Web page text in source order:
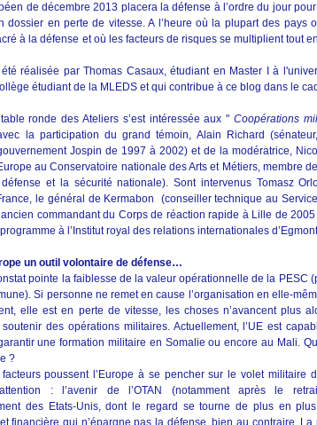
de décembre 2013 placera la défense à l’ordre du jour
dossier en perte de vitesse. A l’heure où la plupart des pays
à la défense et où les facteurs de risques se multiplient tout
réalisée par Thomas Casaux, étudiant en Master I à
étudiant de la MLEDS et qui contribue à ce blog dans le
ronde des Ateliers s’est intéressée aux " Coopérations
la participation du grand témoin, Alain Richard
Jospin de 1997 à 2002) et de la modératrice,
au Conservatoire nationale des Arts et Métiers, membre
et la sécurité nationale). Sont intervenus Tomasz
le général de Kermabon (conseiller technique au
ancien commandant du Corps de réaction rapide à Lille de
à l’Institut royal des relations internationales
un outil volontaire de défense…
pointe la faiblesse de la valeur opérationnelle de la PESC
Si personne ne remet en cause l’organisation en elle-
elle est en perte de vitesse, les choses n’avancent plus
des opérations militaires. Actuellement, l’UE est
une formation militaire en Somalie ou encore au Mali.
?
poussent l’Europe à se pencher sur le volet militaire
: l’avenir de l’OTAN (notamment après le
des Etats-Unis, dont le regard se tourne de plus en
financière qui n’épargne pas la défense, bien au contraire. La